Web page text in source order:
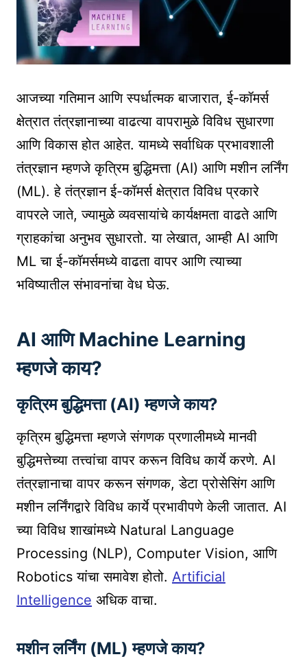
आजच्या गतिमान आणि स्पर्धात्मक बाजारात, ई-कॉमर्स
क्षेत्रात तंत्रज्ञानाच्या वाढत्या वापरामुळे विविध सुधारणा
आणि विकास होत आहेत. यामध्ये सर्वाधिक प्रभावशाली
तंत्रज्ञान म्हणजे कृत्रिम बुद्धिमत्ता (AI) आणि मशीन लर्निंग
(ML). हे तंत्रज्ञान ई-कॉमर्स क्षेत्रात विविध प्रकारे
वापरले जाते, ज्यामुळे व्यवसायांचे कार्यक्षमता वाढते आणि
ग्राहकांचा अनुभव सुधारतो. या लेखात, आम्ही AI आणि
ML चा ई-कॉमर्समध्ये वाढता वापर आणि त्याच्या
भविष्यातील संभावनांचा वेध घेऊ.
AI आणि Machine Learning
म्हणजे काय?
कृत्रिम बुद्धिमत्ता (AI) म्हणजे काय?
कृत्रिम बुद्धिमत्ता म्हणजे संगणक प्रणालीमध्ये मानवी
बुद्धिमत्तेच्या तत्त्वांचा वापर करून विविध कार्ये करणे. AI
तंत्रज्ञानाचा वापर करून संगणक, डेटा प्रोसेसिंग आणि
मशीन लर्निंगद्वारे विविध कार्ये प्रभावीपणे केली जातात. AI
च्या विविध शाखांमध्ये Natural Language
Processing (NLP), Computer Vision, आणि
Robotics यांचा समावेश होतो. Artificial
Intelligence अधिक वाचा.
मशीन लर्निंग (ML) म्हणजे काय?